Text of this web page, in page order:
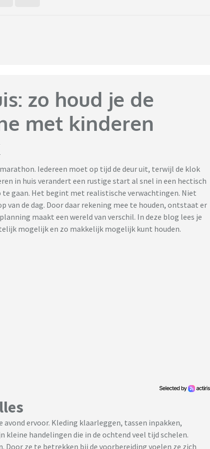
zo houd je de
met kinderen
Iedereen moet op tijd de deur uit, terwijl de klok
in huis verandert een rustige start al snel in een hectisch
gaan. Het begint met realistische verwachtingen. Niet
van de dag. Door daar rekening mee te houden, ontstaat er
maakt een wereld van verschil. In deze blog lees je
mogelijk en zo makkelijk mogelijk kunt houden.
ervoor. Kleding klaarleggen, tassen inpakken,
handelingen die in de ochtend veel tijd schelen.
Door ze te betrekken bij de voorbereiding voelen ze zich